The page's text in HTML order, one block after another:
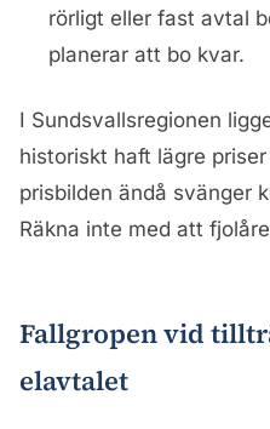
rörligt eller fast avtal
planerar att bo kvar.
I Sundsvallsregionen
historiskt haft lägre
prisbilden ändå svänger
Räkna inte med att
Fallgropen vid
elavtalet